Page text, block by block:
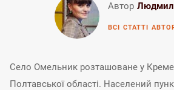
Автор
ВСІ СТАТТІ
Село Омельник розташоване у
Полтавської області. Населений